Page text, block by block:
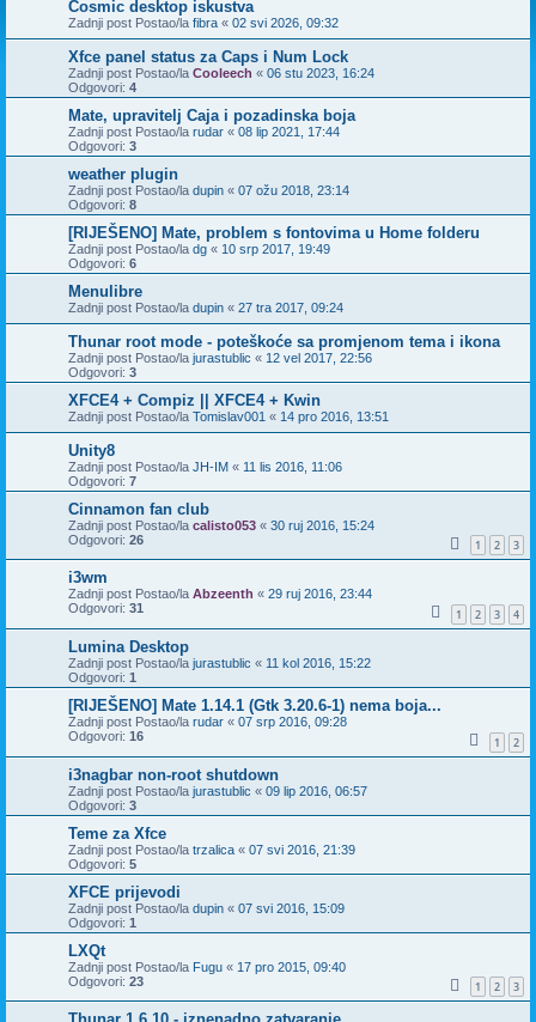
Cosmic desktop iskustva
Zadnji post Postao/la fibra « 02 svi 2026, 09:32
Xfce panel status za Caps i Num Lock
Zadnji post Postao/la Cooleech « 06 stu 2023, 16:24
Odgovori: 4
Mate, upravitelj Caja i pozadinska boja
Zadnji post Postao/la rudar « 08 lip 2021, 17:44
Odgovori: 3
weather plugin
Zadnji post Postao/la dupin « 07 ožu 2018, 23:14
Odgovori: 8
[RIJEŠENO] Mate, problem s fontovima u Home folderu
Zadnji post Postao/la dg « 10 srp 2017, 19:49
Odgovori: 6
Menulibre
Zadnji post Postao/la dupin « 27 tra 2017, 09:24
Thunar root mode - poteškoće sa promjenom tema i ikona
Zadnji post Postao/la jurastublic « 12 vel 2017, 22:56
Odgovori: 3
XFCE4 + Compiz || XFCE4 + Kwin
Zadnji post Postao/la Tomislav001 « 14 pro 2016, 13:51
Unity8
Zadnji post Postao/la JH-IM « 11 lis 2016, 11:06
Odgovori: 7
Cinnamon fan club
Zadnji post Postao/la calisto053 « 30 ruj 2016, 15:24
Odgovori: 26 1 2 3
i3wm
Zadnji post Postao/la Abzeenth « 29 ruj 2016, 23:44
Odgovori: 31 1 2 3 4
Lumina Desktop
Zadnji post Postao/la jurastublic « 11 kol 2016, 15:22
Odgovori: 1
[RIJEŠENO] Mate 1.14.1 (Gtk 3.20.6-1) nema boja...
Zadnji post Postao/la rudar « 07 srp 2016, 09:28
Odgovori: 16 1 2
i3nagbar non-root shutdown
Zadnji post Postao/la jurastublic « 09 lip 2016, 06:57
Odgovori: 3
Teme za Xfce
Zadnji post Postao/la trzalica « 07 svi 2016, 21:39
Odgovori: 5
XFCE prijevodi
Zadnji post Postao/la dupin « 07 svi 2016, 15:09
Odgovori: 1
LXQt
Zadnji post Postao/la Fugu « 17 pro 2015, 09:40
Odgovori: 23 1 2 3